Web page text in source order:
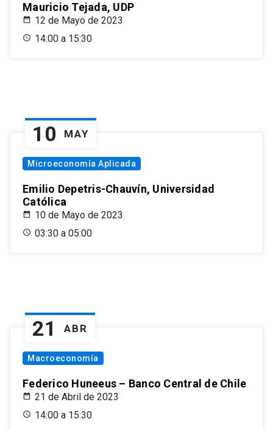
Mauricio Tejada, UDP
12 de Mayo de 2023
14:00 a 15:30
10 MAY
Microeconomía Aplicada
Emilio Depetris-Chauvín, Universidad
Católica
10 de Mayo de 2023
03:30 a 05:00
21 ABR
Macroeconomía
Federico Huneeus – Banco Central de Chile
21 de Abril de 2023
14:00 a 15:30